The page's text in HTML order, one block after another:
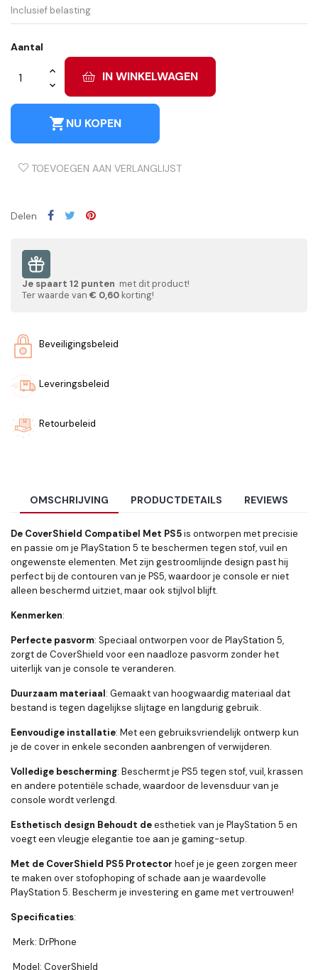
Inclusief belasting
Aantal
IN WINKELWAGEN
shopping_cartNU KOPEN
TOEVOEGEN AAN VERLANGLIJST
Delen
Je spaart 12 punten met dit product!
Ter waarde van € 0,60 korting!
Beveiligingsbeleid
Leveringsbeleid
Retourbeleid
OMSCHRIJVING PRODUCTDETAILS REVIEWS
De CoverShield Compatibel Met PS5is ontworpen met precisie
en passie om je PlayStation 5 te beschermen tegen stof, vuil en
ongewenste elementen. Met zijn gestroomlijnde design past hij
perfect bij de contouren van je PS5, waardoor je console er niet
alleen beschermd uitziet, maar ook stijlvol blijft.
Kenmerken:
Perfecte pasvorm: Speciaal ontworpen voor de PlayStation 5,
zorgt de CoverShield voor een naadloze pasvorm zonder het
uiterlijk van je console te veranderen.
Duurzaam materiaal: Gemaakt van hoogwaardig materiaal dat
bestand is tegen dagelijkse slijtage en langdurig gebruik.
Eenvoudige installatie: Met een gebruiksvriendelijk ontwerp kun
je de cover in enkele seconden aanbrengen of verwijderen.
Volledige bescherming: Beschermt je PS5 tegen stof, vuil, krassen
en andere potentiële schade, waardoor de levensduur van je
console wordt verlengd.
Esthetisch design Behoudt deesthetiek van je PlayStation 5 en
voegt een vleugje elegantie toe aan je gaming-setup.
Met de CoverShield PS5 Protector hoef je je geen zorgen meer
te maken over stofophoping of schade aan je waardevolle
PlayStation 5. Bescherm je investering en game met vertrouwen!
Specificaties:
Merk: DrPhone
Model: CoverShield